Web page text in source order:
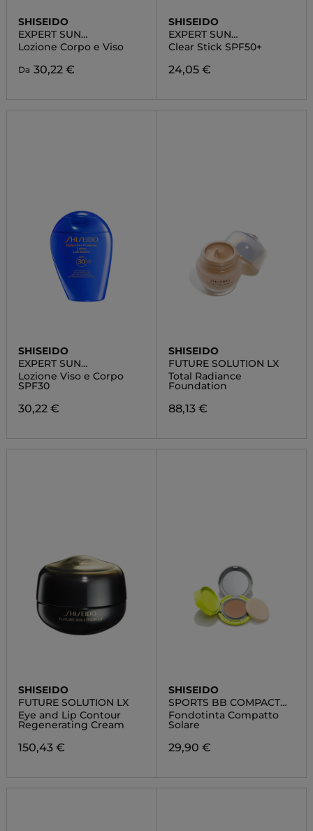
SHISEIDO
EXPERT SUN
PROTECTOR
Lozione Corpo e Viso
Da 30,22 €
SHISEIDO
EXPERT SUN
PROTECTOR
Clear Stick SPF50+
24,05 €
SHISEIDO
EXPERT SUN
PROTECTOR
Lozione Viso e Corpo
SPF30
30,22 €
SHISEIDO
FUTURE SOLUTION LX
Total Radiance
Foundation
88,13 €
SHISEIDO
FUTURE SOLUTION LX
Eye and Lip Contour
Regenerating Cream
150,43 €
SHISEIDO
SPORTS BB COMPACT
SPF 50+
Fondotinta Compatto
Solare
29,90 €